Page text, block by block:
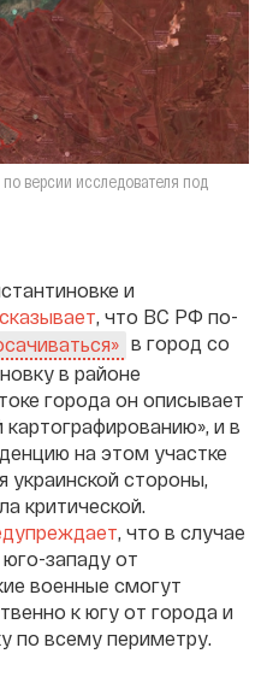
версии исследователя под
и
, что ВС РФ по-
в город со
в районе
города он описывает
и в
на этом участке
украинской стороны,
критической.
, что в случае
западу от
военные смогут
к югу от города и
по всему периметру.